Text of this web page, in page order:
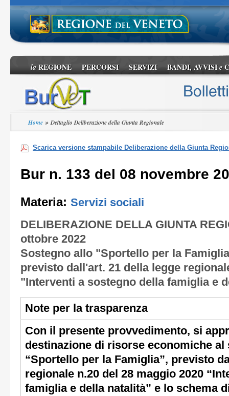
laREGIONE PERCORSI SERVIZI BANDI, AVVISIe
Home »Dettaglio Deliberazione della Giunta Regionale
Scarica versione stampabile Deliberazione della Giunta
Bur n. 133 del 08 novembre
Materia: Servizi sociali
DELIBERAZIONE DELLA GIUNTA
ottobre 2022
Sostegno allo "Sportello per la
previsto dall'art. 21 della legge
"Interventi a sostegno della famiglia e
Note per la trasparenza
Con il presente provvedimento, si
destinazione di risorse economiche al
“Sportello per la Famiglia”, previsto
regionale n.20 del 28 maggio 2020
famiglia e della natalità” e lo schema